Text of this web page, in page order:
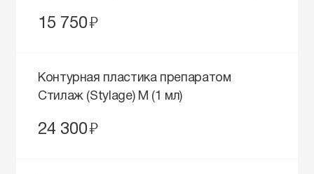
15 750руб.
Контурная пластика препаратом
Стилаж (Stylage) M (1 мл)
24 300руб.